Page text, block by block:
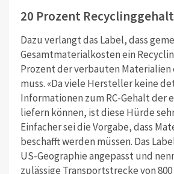
20 Prozent Recyclinggehalt
Dazu verlangt das Label, dass
Gesamtmaterialkosten ein
Prozent der verbauten
muss. «Da viele Hersteller keine
Informationen zum RC-Gehalt der
liefern können, ist diese Hürde
Einfacher sei die Vorgabe, dass
beschafft werden müssen. Das
US-Geographie angepasst und
zulässige Transportstrecke von